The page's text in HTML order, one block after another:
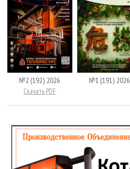
№2 (192) 2026
Скачать PDF
№1 (191) 2026